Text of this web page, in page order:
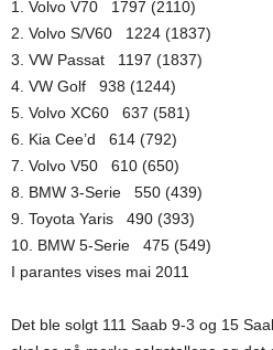
1. Volvo V70 1797 (2110)
2. Volvo S/V60 1224 (1837)
3. VW Passat 1197 (1837)
4. VW Golf 938 (1244)
5. Volvo XC60 637 (581)
6. Kia Cee’d 614 (792)
7. Volvo V50 610 (650)
8. BMW 3-Serie 550 (439)
9. Toyota Yaris 490 (393)
10. BMW 5-Serie 475 (549)
I parantes vises mai 2011
Det ble solgt 111 Saab 9-3 og 15